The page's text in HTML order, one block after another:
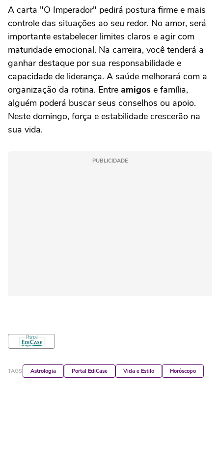
A carta "O Imperador" pedirá postura firme e mais
controle das situações ao seu redor. No amor, será
importante estabelecer limites claros e agir com
maturidade emocional. Na carreira, você tenderá a
ganhar destaque por sua responsabilidade e
capacidade de liderança. A saúde melhorará com a
organização da rotina. Entre amigos e família,
alguém poderá buscar seus conselhos ou apoio.
Neste domingo, força e estabilidade crescerão na
sua vida.
PUBLICIDADE
TAGS Astrologia Portal EdiCase Vida e Estilo Horóscopo